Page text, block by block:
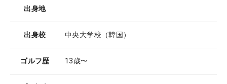
出身地
出身校 中央大学校（韓国）
ゴルフ歴 13歳〜